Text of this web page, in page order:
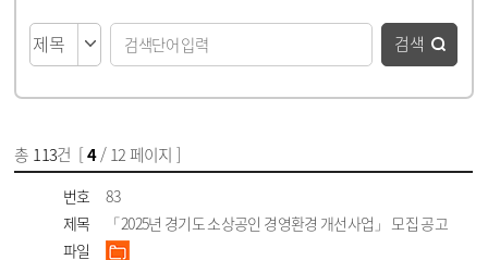
검색
총 113건 [4/ 12 페이지 ]
번호
83
제목
「2025년 경기도 소상공인 경영환경 개선사업」 모집 공고
파일